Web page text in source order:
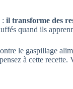
: il transforme des
quand ils
le gaspillage
à cette recette.